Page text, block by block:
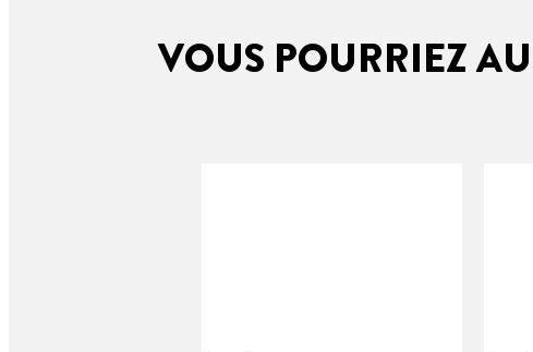
VOUS POURRIEZ